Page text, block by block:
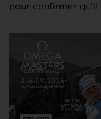
pour confirmer qu’il